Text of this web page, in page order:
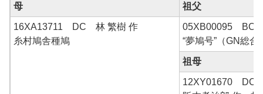
母 祖父
16XA13711 DC 林 繁樹 作
糸村鳩舎種鳩
05XB00095 BC
“夢鳩号”（GN総
祖母
12XY01670